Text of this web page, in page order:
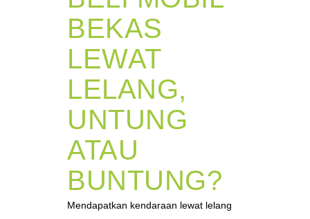
BEKAS
LEWAT
LELANG,
UNTUNG
ATAU
BUNTUNG?
Mendapatkan kendaraan lewat lelang